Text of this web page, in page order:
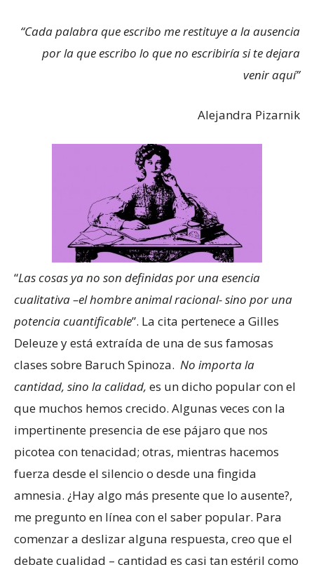
“Cada palabra que escribo me restituye a la ausencia
por la que escribo lo que no escribiría si te dejara
venir aquí”
Alejandra Pizarnik
“Las cosas ya no son definidas por una esencia
cualitativa –el hombre animal racional- sino por una
potencia cuantificable”. La cita pertenece a Gilles
Deleuze y está extraída de una de sus famosas
clases sobre Baruch Spinoza. No importa la
cantidad, sino la calidad, es un dicho popular con el
que muchos hemos crecido. Algunas veces con la
impertinente presencia de ese pájaro que nos
picotea con tenacidad; otras, mientras hacemos
fuerza desde el silencio o desde una fingida
amnesia. ¿Hay algo más presente que lo ausente?,
me pregunto en línea con el saber popular. Para
comenzar a deslizar alguna respuesta, creo que el
debate cualidad – cantidad es casi tan estéril como